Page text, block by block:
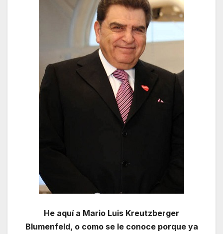
He aquí a Mario Luis Kreutzberger
Blumenfeld, o como se le conoce porque ya